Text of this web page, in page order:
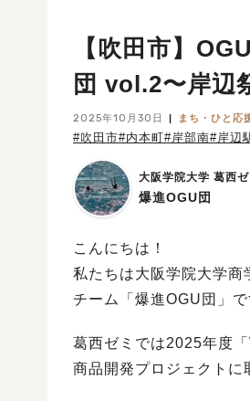
【吹田市】
団 vol.2〜岸辺
2025年10月30日 まち・ひと応
#吹田市#内本町#岸部南#岸辺
大阪学院大学 葛西ゼ
爆進OGU団
こんにちは！
私たちは大阪学院大学商
チーム「爆進OGU団」で
葛西ゼミでは2025年度
商品開発プロジェクトに